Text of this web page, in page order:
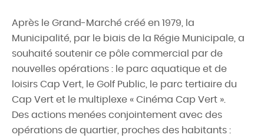
Après le Grand-Marché créé en 1979, la
Municipalité, par le biais de la Régie Municipale, a
souhaité soutenir ce pôle commercial par de
nouvelles opérations : le parc aquatique et de
loisirs Cap Vert, le Golf Public, le parc tertiaire du
Cap Vert et le multiplexe « Cinéma Cap Vert ».
Des actions menées conjointement avec des
opérations de quartier, proches des habitants :